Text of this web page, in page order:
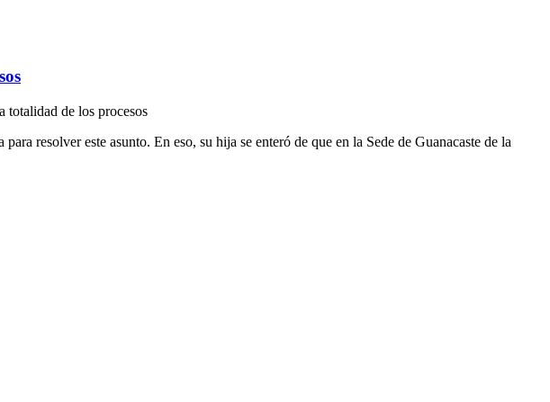
totalidad de los procesos
resolver este asunto. En eso, su hija se enteró de que en la Sede de Guanacaste de la